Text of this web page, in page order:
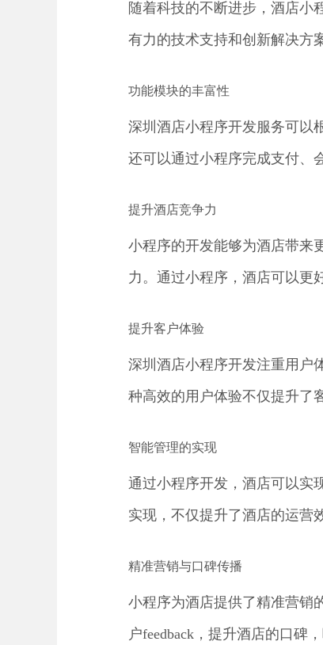
随着科技的不断进步，酒店小
有力的技术支持和创新解决方
功能模块的丰富性
深圳酒店小程序开发服务可以
还可以通过小程序完成支付、
提升酒店竞争力
小程序的开发能够为酒店带来
力。通过小程序，酒店可以更
提升客户体验
深圳酒店小程序开发注重用户
种高效的用户体验不仅提升了
智能管理的实现
通过小程序开发，酒店可以实
实现，不仅提升了酒店的运营
精准营销与口碑传播
小程序为酒店提供了精准营销
户feedback，提升酒店的口碑